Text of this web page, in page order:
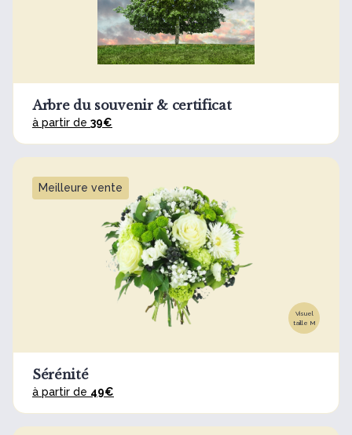
Arbre du souvenir & certificat
à partir de 39€
Meilleure vente
Visuel
taille M
Sérénité
à partir de 49€